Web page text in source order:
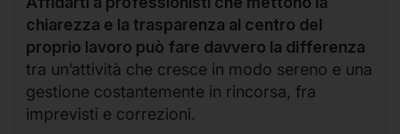
chiarezza e la trasparenza al centro del
proprio lavoro può fare davvero la differenza
tra un’attività che cresce in modo sereno e una
gestione costantemente in rincorsa, fra
imprevisti e correzioni.